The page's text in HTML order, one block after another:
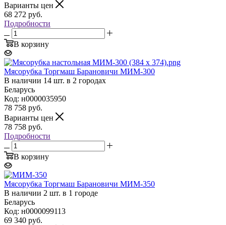
Варианты цен
68 272 руб.
Подробности
В корзину
Мясорубка Торгмаш Барановичи МИМ-300
В наличии 14 шт. в 2 городах
Беларусь
Код: н0000035950
78 758 руб.
Варианты цен
78 758 руб.
Подробности
В корзину
Мясорубка Торгмаш Барановичи МИМ-350
В наличии 2 шт. в 1 городе
Беларусь
Код: н0000099113
69 340 руб.